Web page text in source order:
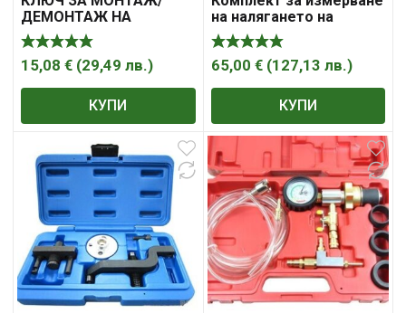
ДЕМОНТАЖ НА
ОХЛАЖДАЩА ПЕРКА
32-36 MM FORCE
15,08 € (29,49 лв.)
КУПИ
на налягането на
охлаждащата течност
14 части MAGMA,
MG50180
65,00 € (127,13 лв.)
КУПИ